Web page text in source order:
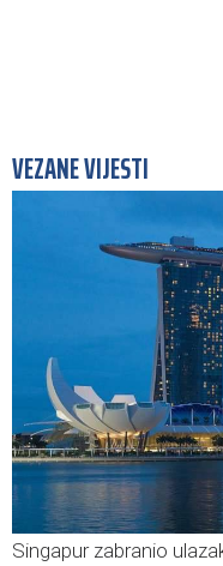
VEZANE VIJESTI
Singapur zabranio